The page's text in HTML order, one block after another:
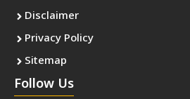
Disclaimer
Privacy Policy
Sitemap
Follow Us